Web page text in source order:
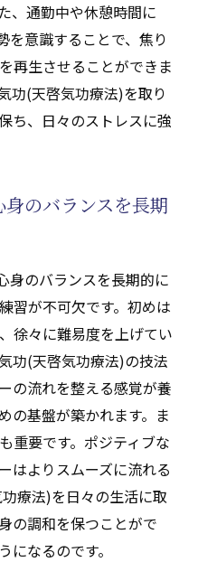
くする練習方法
心身のブロックを解放
整えるための気功(天啓
するためのアドバイ
する気功(天啓気功療
上
適化するための気功
(天啓気功療法)の利点
化する気の動き
流れを保つための気
生活の質を向上させる
、通勤中や休憩時間に
を意識することで、焦り
再生させることができま
功(天啓気功療法)を取り
ち、日々のストレスに強
のバランスを長期
身のバランスを長期的に
習が不可欠です。初めは
徐々に難易度を上げてい
功(天啓気功療法)の技法
の流れを整える感覚が養
の基盤が築かれます。ま
重要です。ポジティブな
はよりスムーズに流れる
療法)を日々の生活に取
の調和を保つことがで
になるのです。